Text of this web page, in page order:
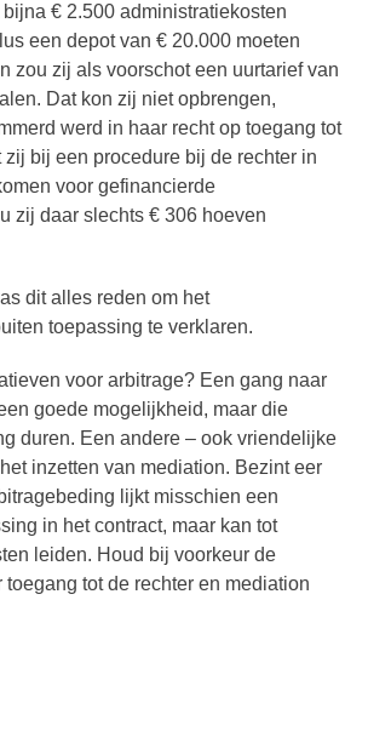
€ 2.500 administratiekosten
een depot van € 20.000 moeten
zou zij als voorschot een uurtarief van
Dat kon zij niet opbrengen,
werd in haar recht op toegang tot
zij bij een procedure bij de rechter in
voor gefinancierde
zij daar slechts € 306 hoeven
dit alles reden om het
toepassing te verklaren.
voor arbitrage? Een gang naar
goede mogelijkheid, maar die
duren. Een andere – ook vriendelijke
inzetten van mediation. Bezint eer
lijkt misschien een
in het contract, maar kan tot
leiden. Houd bij voorkeur de
tot de rechter en mediation